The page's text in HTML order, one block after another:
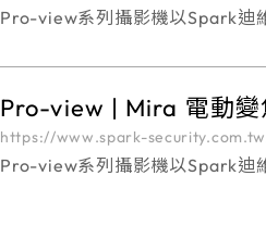
Pro-view系列攝影機以Spark迪
Pro-view | Mira 電動變
https://www.spark-
Pro-view系列攝影機以Spark迪